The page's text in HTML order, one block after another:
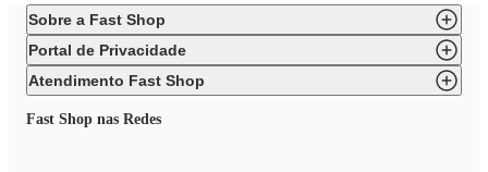
Sobre a Fast Shop
Portal de Privacidade
Atendimento Fast Shop
Fast Shop nas Redes